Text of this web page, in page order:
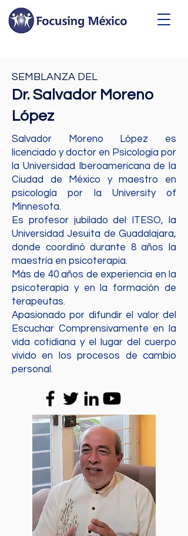
SEMBLANZA DEL
Dr. Salvador Moreno
López
Salvador Moreno López es
licenciado y doctor en Psicología por
la Universidad Iberoamericana de la
Ciudad de México y maestro en
psicología por la University of
Minnesota.
Es profesor jubilado del ITESO, la
Universidad Jesuita de Guadalajara,
donde coordinó durante 8 años la
maestría en psicoterapia.
Más de 40 años de experiencia en la
psicoterapia y en la formación de
terapeutas.
Apasionado por difundir el valor del
Escuchar Comprensivamente en la
vida cotidiana y el lugar del cuerpo
vivido en los procesos de cambio
personal.